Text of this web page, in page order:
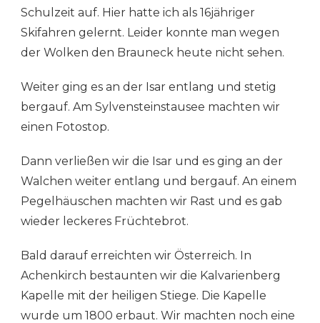
Schulzeit auf. Hier hatte ich als 16jähriger
Skifahren gelernt. Leider konnte man wegen
der Wolken den Brauneck heute nicht sehen.
Weiter ging es an der Isar entlang und stetig
bergauf. Am Sylvensteinstausee machten wir
einen Fotostop.
Dann verließen wir die Isar und es ging an der
Walchen weiter entlang und bergauf. An einem
Pegelhäuschen machten wir Rast und es gab
wieder leckeres Früchtebrot.
Bald darauf erreichten wir Österreich. In
Achenkirch bestaunten wir die Kalvarienberg
Kapelle mit der heiligen Stiege. Die Kapelle
wurde um 1800 erbaut. Wir machten noch eine